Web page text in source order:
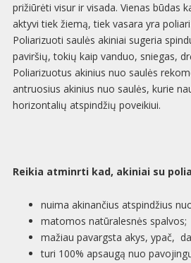
prižiūrėti visur ir visada. Vienas būdas
aktyvi tiek žiemą, tiek vasara yra
Poliarizuoti saulės akiniai sugeria
paviršių, tokių kaip vanduo, sniegas,
Poliarizuotus akinius nuo saulės
antruosius akinius nuo saulės, kurie
horizontalių atspindžių poveikiui.
Reikia atminrti kad, akiniai su
nuima akinančius atspindžius
matomos natūralesnės spalvos;
mažiau pavargsta akys, ypač,
turi 100% apsaugą nuo